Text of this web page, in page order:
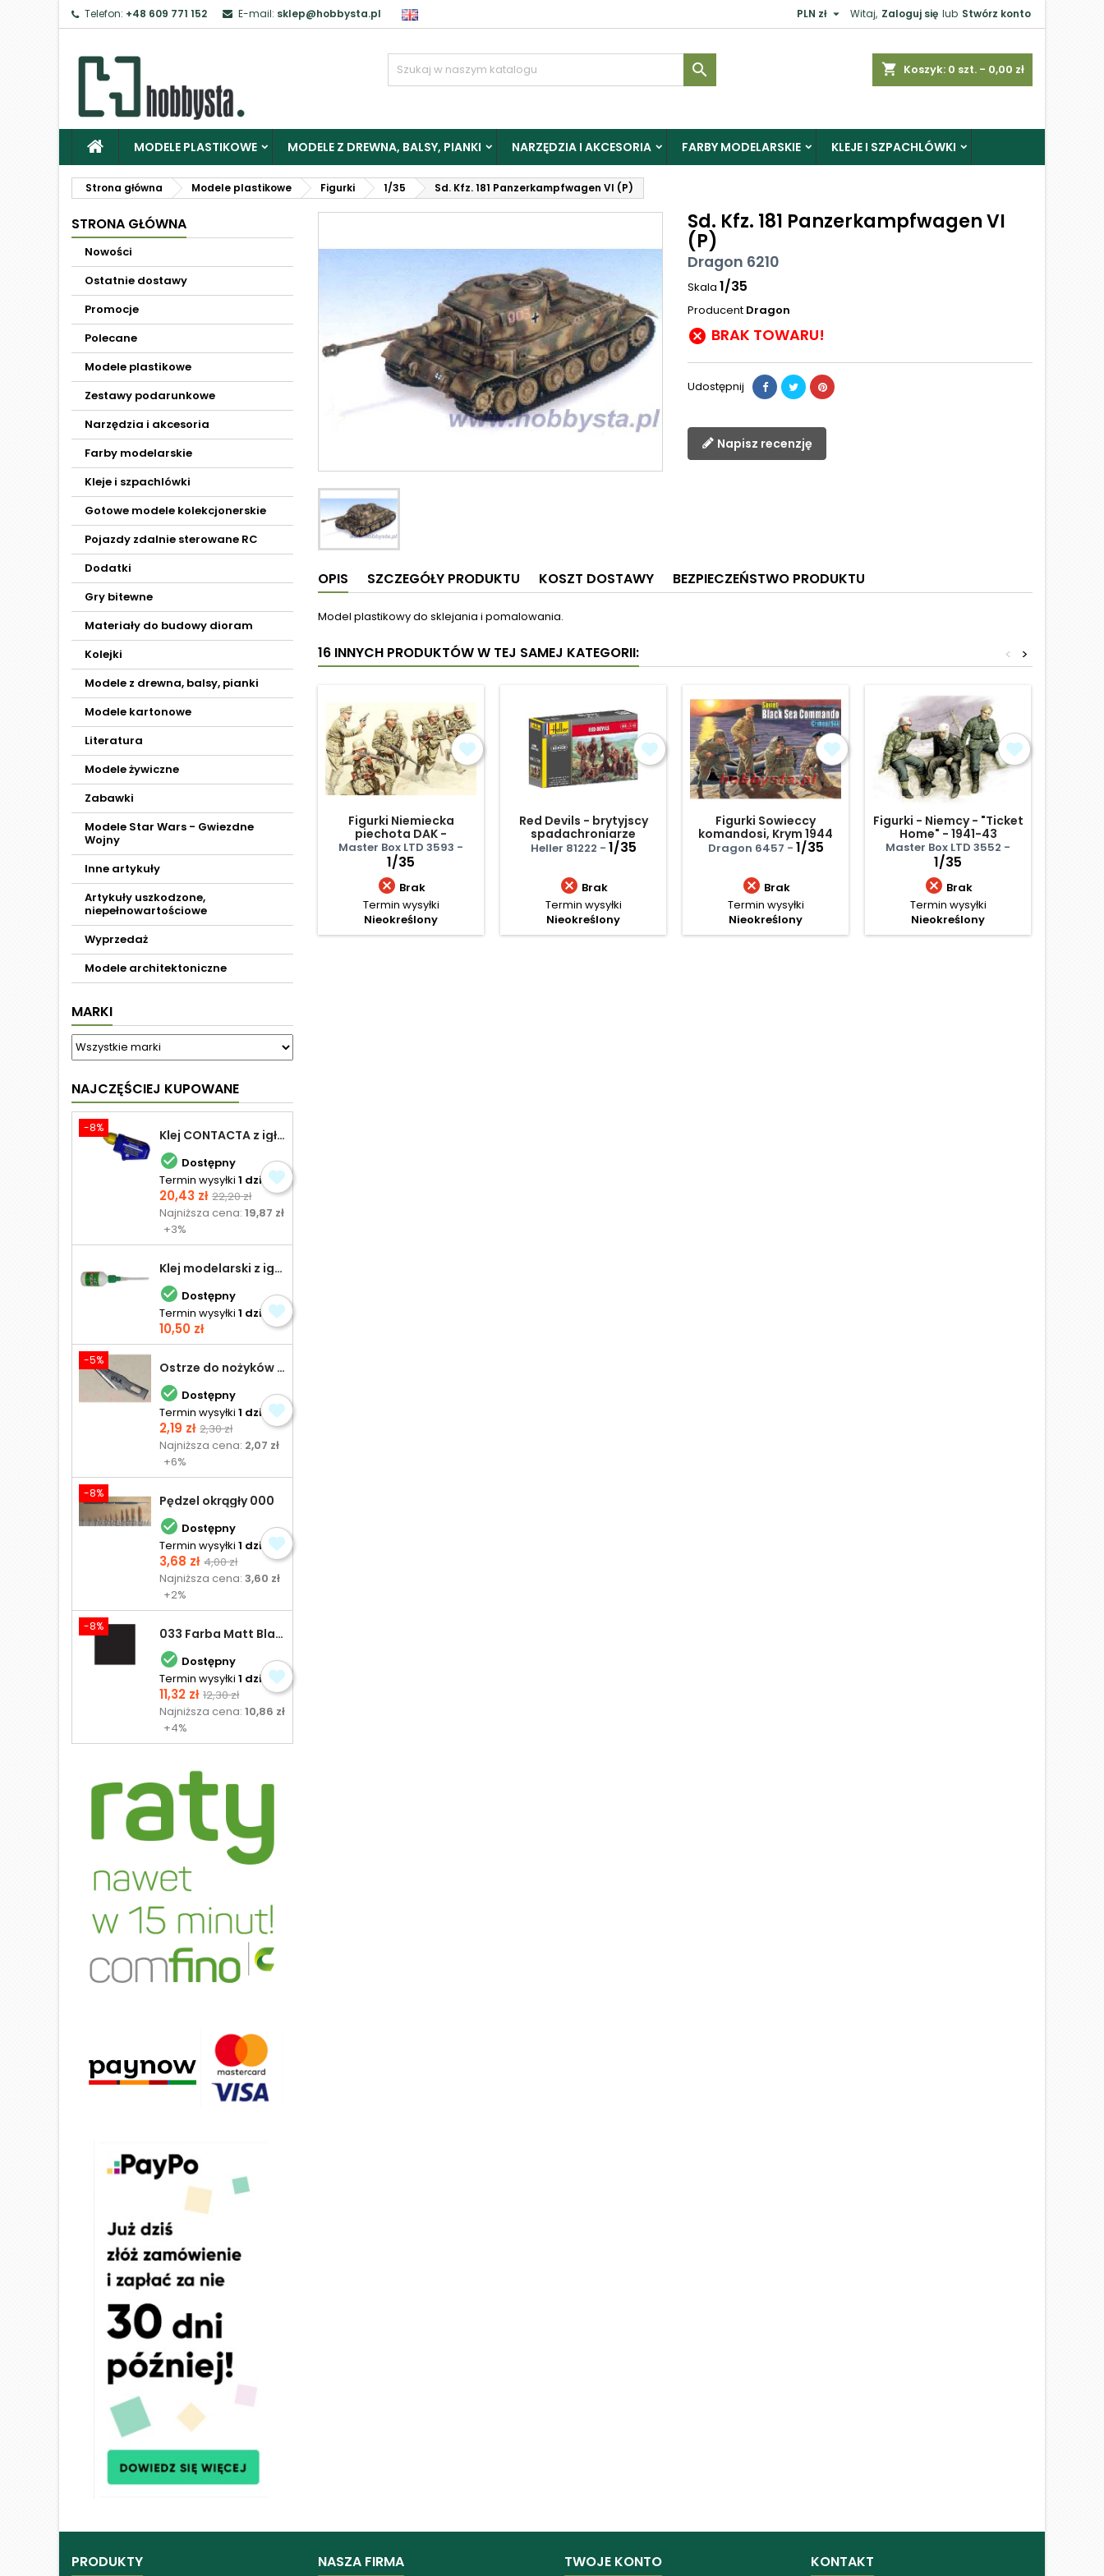
Telefon: +48 609 771 152 E-mail: sklep@hobbysta.pl Witaj, Zaloguj się lub Stwórz konto
PLN zł 
shopping_cart Koszyk: 0 szt. - 0,00 zł

MODELE PLASTIKOWE MODELE Z DREWNA, BALSY, PIANKI NARZĘDZIA I AKCESORIA FARBY MODELARSKIE KLEJE I SZPACHLÓWKI
Strona główna Modele plastikowe Figurki 1/35 Sd. Kfz. 181 Panzerkampfwagen VI (P)
STRONA GŁÓWNA
Nowości
Ostatnie dostawy
Promocje
Polecane
Modele plastikowe
Zestawy podarunkowe
Narzędzia i akcesoria
Farby modelarskie
Kleje i szpachlówki
Gotowe modele kolekcjonerskie
Pojazdy zdalnie sterowane RC
Dodatki
Gry bitewne
Materiały do budowy dioram
Kolejki
Modele z drewna, balsy, pianki
Modele kartonowe
Literatura
Modele żywiczne
Zabawki
Modele Star Wars - Gwiezdne
Wojny
Inne artykuły
Artykuły uszkodzone,
niepełnowartościowe
Wyprzedaż
Modele architektoniczne
MARKI
NAJCZĘŚCIEJ KUPOWANE
-8% Klej CONTACTA z igłą do plastiku 25,0 g
 Dostępny
Termin wysyłki 1 dzień
Cena
20,43 zł Cena
podstawowa
22,20 zł
Najniższa cena:19,87 zł
+3%
Klej modelarski z igłą 30 ml
 Dostępny
Termin wysyłki 1 dzień
Cena
10,50 zł
-5% Ostrze do nożyków Excel
 Dostępny
Termin wysyłki 1 dzień
Cena
2,19 zł Cena
podstawowa
2,30 zł
Najniższa cena: 2,07 zł
+6%
-8% Pędzel okrągły 000
 Dostępny
Termin wysyłki 1 dzień
Cena
3,68 zł Cena
podstawowa
4,00 zł
Najniższa cena:3,60 zł
+2%
-8% 033 Farba Matt Black - olejna
 Dostępny
Termin wysyłki 1 dzień
Cena
11,32 zł Cena
podstawowa
12,30 zł
Najniższa cena:10,86 zł
+4%
Sd. Kfz. 181 Panzerkampfwagen VI
(P)
Dragon 6210
Skala 1/35
Producent Dragon
 BRAK TOWARU!
Udostępnij
Napisz recenzję
OPIS SZCZEGÓŁY PRODUKTU KOSZT DOSTAWY BEZPIECZEŃSTWO PRODUKTU
Model plastikowy do sklejania i pomalowania.
16 INNYCH PRODUKTÓW W TEJ SAMEJ KATEGORII: >
<
Figurki Niemiecka
piechota DAK -
północna Afryka
Master Box LTD 3593 -
1/35
 Brak
Termin wysyłki
Nieokreślony
Red Devils - brytyjscy
spadachroniarze
Heller 81222 - 1/35
 Brak
Termin wysyłki
Nieokreślony
Figurki Sowieccy
komandosi, Krym 1944
Dragon 6457 - 1/35
 Brak
Termin wysyłki
Nieokreślony
Figurki - Niemcy - "Ticket
Home" - 1941-43
Master Box LTD 3552 -
1/35
 Brak
Termin wysyłki
Nieokreślony
PRODUKTY NASZA FIRMA TWOJE KONTO KONTAKT